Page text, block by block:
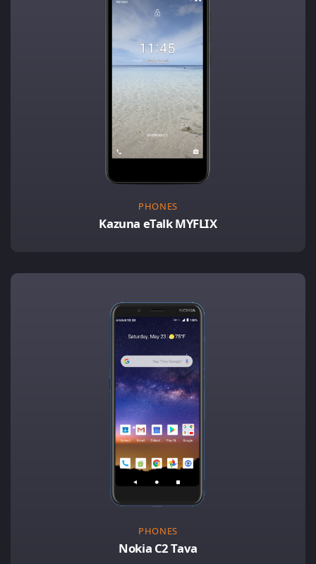
PHONES
Kazuna eTalk MYFLIX
PHONES
Nokia C2 Tava